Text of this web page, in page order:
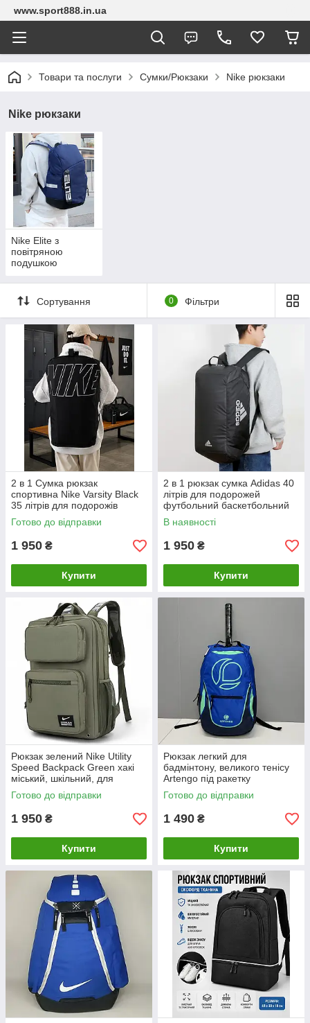
www.sport888.in.ua
Товари та послуги Сумки/Рюкзаки Nike рюкзаки
Nike рюкзаки
Nike Elite з
повітряною
подушкою
Сортування 0 Фільтри
2 в 1 Сумка рюкзак
спортивна Nike Varsity Black
35 літрів для подорожів
дорожня тренувань
Готово до відправки
1 950 ₴
Купити
2 в 1 рюкзак сумка Adidas 40
літрів для подорожей
футбольний баскетбольний
В наявності
1 950 ₴
Купити
Рюкзак зелений Nike Utility
Speed Backpack Green хакі
міський, шкільний, для
ноутбука та подорожей
Готово до відправки
1 950 ₴
Купити
Рюкзак легкий для
бадмінтону, великого тенісу
Artengo під ракетку
Готово до відправки
1 490 ₴
Купити